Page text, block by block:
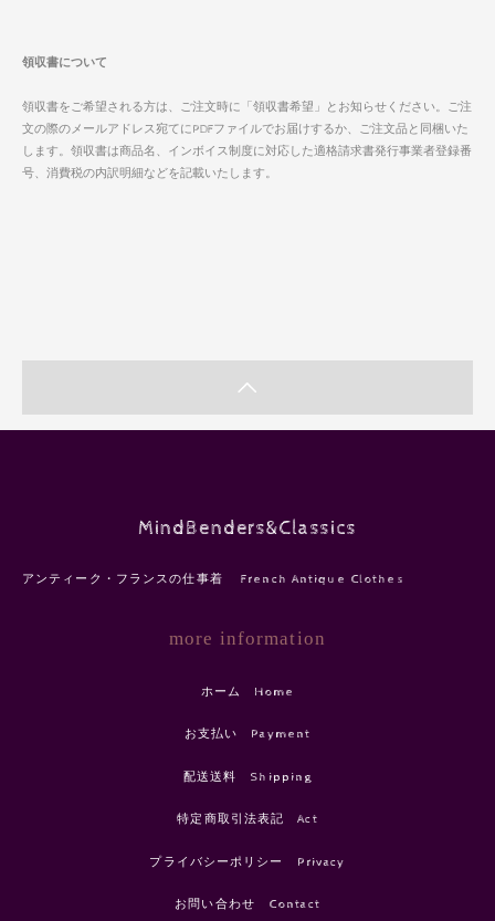
領収書について
領収書をご希望される方は、ご注文時に「領収書希望」とお知らせください。ご注
文の際のメールアドレス宛てにPDFファイルでお届けするか、ご注文品と同梱いた
します。領収書は商品名、インボイス制度に対応した適格請求書発行事業者登録番
号、消費税の内訳明細などを記載いたします。
MindBenders&Classics
アンティーク・フランスの仕事着 French Antique Clothes
more information
ホーム Home
お支払い Payment
配送送料 Shipping
特定商取引法表記 Act
プライバシーポリシー Privacy
お問い合わせ Contact